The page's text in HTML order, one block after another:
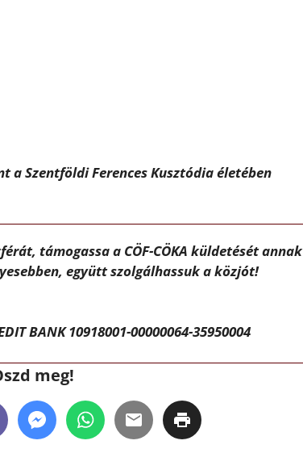
Szentföldi Ferences Kusztódia életében
támogassa a CÖF-CÖKA küldetését annak
együtt szolgálhassuk a közjót!
BANK 10918001-00000064-35950004
meg!